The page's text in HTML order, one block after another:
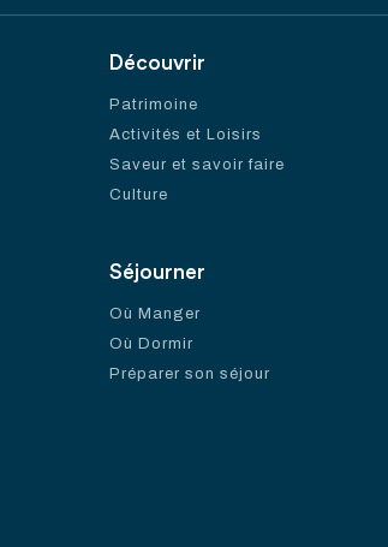
Découvrir
Patrimoine
Activités et Loisirs
Saveur et savoir faire
Culture
Séjourner
Où Manger
Où Dormir
Préparer son séjour